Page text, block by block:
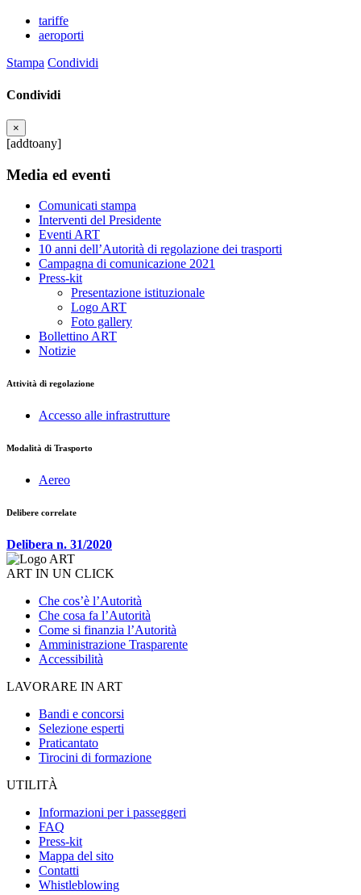
tariffe
aeroporti
Stampa Condividi
Condividi
×
[addtoany]
Media ed eventi
Comunicati stampa
Interventi del Presidente
Eventi ART
10 anni dell’Autorità di regolazione dei trasporti
Campagna di comunicazione 2021
Press-kit
Presentazione istituzionale
Logo ART
Foto gallery
Bollettino ART
Notizie
Attività di regolazione
Accesso alle infrastrutture
Modalità di Trasporto
Aereo
Delibere correlate
Delibera n. 31/2020
ART IN UN CLICK
Che cos’è l’Autorità
Che cosa fa l’Autorità
Come si finanzia l’Autorità
Amministrazione Trasparente
Accessibilità
LAVORARE IN ART
Bandi e concorsi
Selezione esperti
Praticantato
Tirocini di formazione
UTILITÀ
Informazioni per i passeggeri
FAQ
Press-kit
Mappa del sito
Contatti
Whistleblowing